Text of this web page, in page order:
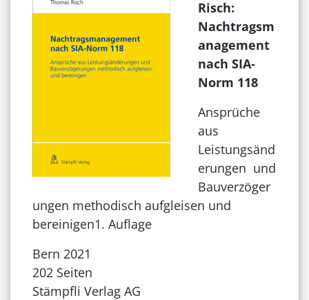
Risch:
Nachtragsm
anagement
nach SIA-
Norm 118
Ansprüche
aus
Leistungsänd
erungen und
Bauverzöger
ungen methodisch aufgleisen und
bereinigen1. Auflage
Bern 2021
202 Seiten
Stämpfli Verlag AG